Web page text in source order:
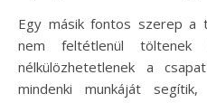
Egy másik fontos szerep a
nem feltétlenül
nélkülözhetetlenek a
mindenki munkáját